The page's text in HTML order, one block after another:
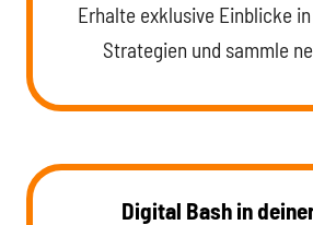
Erhalte exklusive Einblicke
Strategien und sammle
Digital Bash in